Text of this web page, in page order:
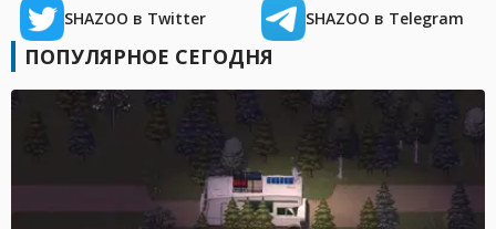
SHAZOO в Twitter SHAZOO в Telegram
ПОПУЛЯРНОЕ СЕГОДНЯ